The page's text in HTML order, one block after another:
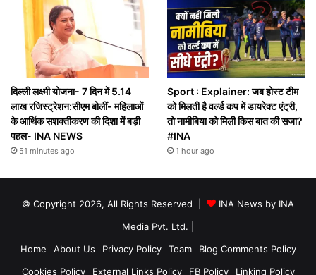
दिल्ली लक्ष्मी योजना- 7 दिन में 5.14
लाख रजिस्ट्रेशन:सीएम बोलीं- महिलाओं
के आर्थिक सशक्तीकरण की दिशा में बड़ी
पहल- INA NEWS
51 minutes ago
Sport : Explainer: जब होस्ट टीम
को मिलती है वर्ल्ड कप में डायरेक्ट एंट्री,
तो नामीबिया को मिली किस बात की सजा?
#INA
1 hour ago
© Copyright 2026, All Rights Reserved |
INA News by INA
Media Pvt. Ltd.
Home
About Us Privacy Policy Team
Blog Comments Policy
Cookies Policy
External Links Policy FB Policy Linking Policy